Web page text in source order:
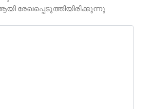
രേഖപ്പെടുത്തിയിരിക്കുന്നു